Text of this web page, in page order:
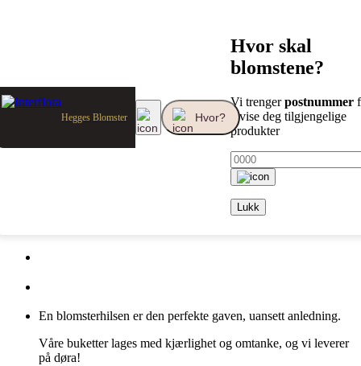
Hegges Blomster Hvor?
Hvor skal
blomstene?
Vi trengerpostnummer
å vise deg tilgjengelige
produkter
Lukk
Sorter
Pris lav-høy
En blomsterhilsen er den perfekte gaven, uansett anledning.
Våre buketter lages med kjærlighet og omtanke, og vi leverer
på døra!